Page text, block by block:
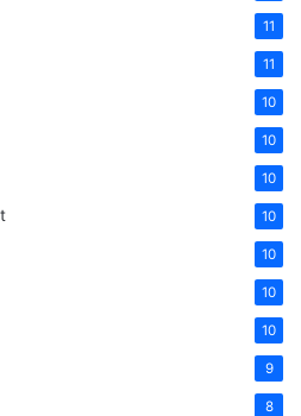
11
11
10
10
10
10
10
10
10
9
8